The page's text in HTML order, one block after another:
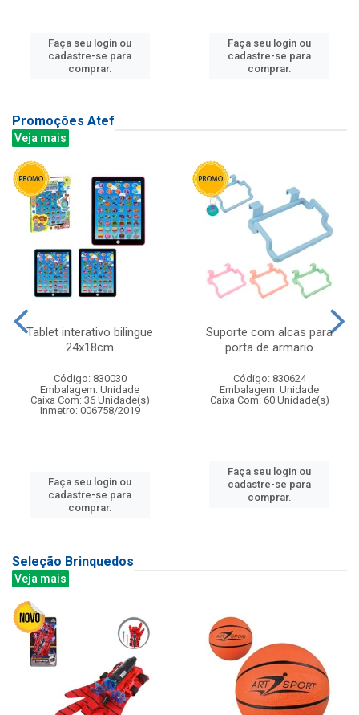
Faça seu login ou
cadastre-se para
comprar.
Faça seu login ou
cadastre-se para
comprar.
Promoções Atef
Veja mais
Tablet interativo bilingue
24x18cm
Código: 830030
Embalagem: Unidade
Caixa Com: 36 Unidade(s)
Inmetro: 006758/2019
Faça seu login ou
cadastre-se para
comprar.
Suporte com alcas para
porta de armario
Código: 830624
Embalagem: Unidade
Caixa Com: 60 Unidade(s)
Faça seu login ou
cadastre-se para
comprar.
Seleção Brinquedos
Veja mais